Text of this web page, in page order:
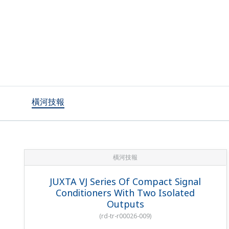
橫河技報
橫河技報
JUXTA VJ Series Of Compact Signal
Conditioners With Two Isolated
Outputs
(rd-tr-r00026-009)